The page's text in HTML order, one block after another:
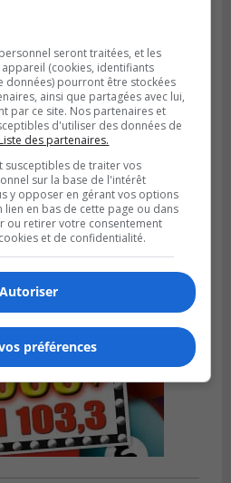
de Longueuil débute
seront traitées, et les
(cookies, identifiants
données) pourront être stockées
ainsi que partagées avec lui,
par ce site. Nos partenaires et
d'utiliser des données de
Liste des partenaires.
susceptibles de traiter vos
sur la base de l'intérêt
y opposer en gérant vos options
lien en bas de cette page ou dans
ou retirer votre consentement
et de confidentialité.
Autoriser
préférences